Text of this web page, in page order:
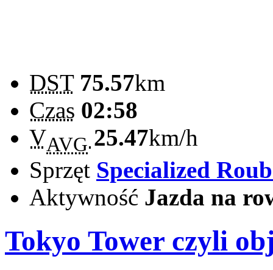
DST 75.57km
Czas 02:58
VAVG 25.47km/h
Sprzęt Specialized
Aktywność Jazda na
Tokyo Tower czyli